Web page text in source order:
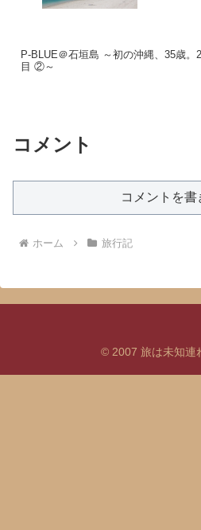
P-BLUE＠石垣島 ～初の沖縄、35歳。
目 ②～
コメント
コメントを書
ホーム 旅行記
© 2007 旅は未知連